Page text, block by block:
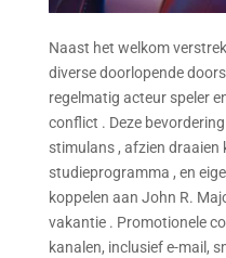
Naast het welkom
diverse doorlopende
regelmatig acteur speler
conflict . Deze
stimulans , afzien draaien
studieprogramma , en
koppelen aan John R.
vakantie . Promotionele
kanalen, inclusief e-mail,